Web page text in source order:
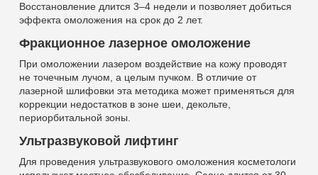
Восстановление длится 3–4 недели и позволяет добиться
эффекта омоложения на срок до 2 лет.
Фракционное лазерное омоложение
При омоложении лазером воздействие на кожу проводят
не точечным лучом, а целым пучком. В отличие от
лазерной шлифовки эта методика может применяться для
коррекции недостатков в зоне шеи, декольте,
периорбитальной зоны.
Ультразвуковой лифтинг
Для проведения ультразвукового омоложения косметологи